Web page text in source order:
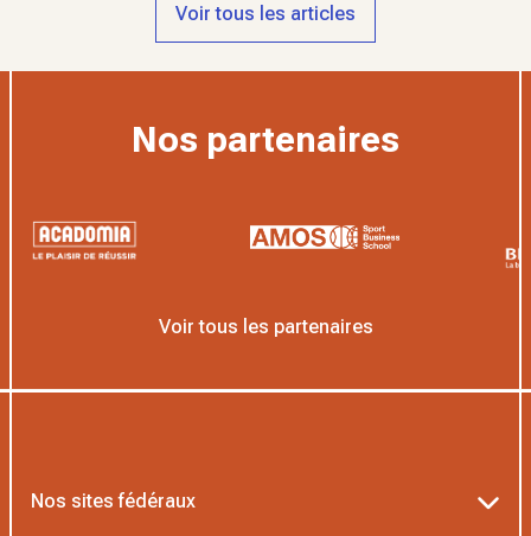
Voir tous les articles
Nos partenaires
Voir tous les partenaires
Nos sites fédéraux